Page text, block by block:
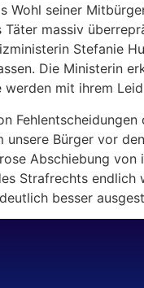
Wohl seiner
Täter massiv
Stefanie
Die Ministerin
werden mit ihrem
unsere Bürger vor
Abschiebung
Strafrechts
besser